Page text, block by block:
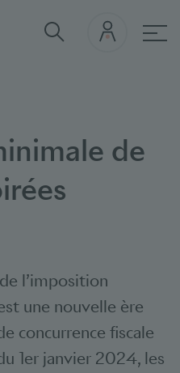
de
l’imposition
une nouvelle ère
concurrence fiscale
1er janvier 2024, les